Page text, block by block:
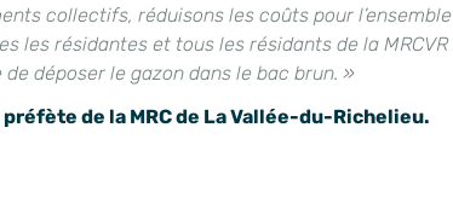
collectifs, réduisons les coûts pour
les résidantes et tous les résidants de la
déposer le gazon dans le bac brun. »
de la MRC de La Vallée-du-Richelieu.